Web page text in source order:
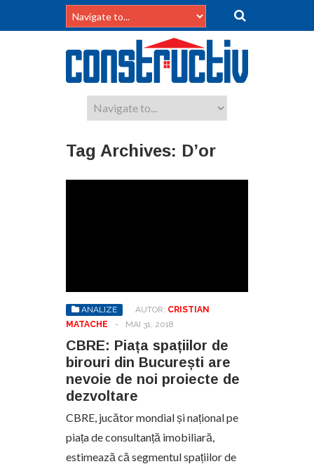
Tag Archives: D’or
ANALIZE AUTOR: CRISTIAN
MATACHE
- MAI 31, 2018
CBRE: Piața spațiilor de
birouri din București are
nevoie de noi proiecte de
dezvoltare
CBRE, jucător mondial și național pe
piața de consultanță imobiliară,
estimează că segmentul spațiilor de